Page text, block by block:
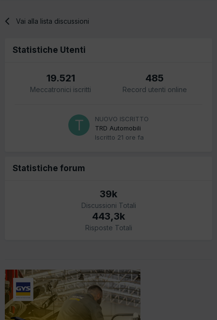
Vai alla lista discussioni
Statistiche Utenti
19.521
Meccatronici iscritti
485
Record utenti online
NUOVO ISCRITTO
TRD Automobili
Iscritto 21 ore fa
Statistiche forum
39k
Discussioni Totali
443,3k
Risposte Totali